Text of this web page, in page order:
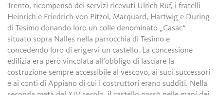
Trento, ricompensò dei servizi ricevuti Ulrich Ruf, i fratelli
Heinrich e Friedrich von Pitzol, Marquard, Hartwig e During
di Tesimo donando loro un colle denominato „Casac“
situato sopra Nalles nella parrocchia di Tesimo e
concedendo loro di erigervi un castello. La concessione
edilizia era però vincolata all‘obbligo di lasciare la
costruzione sempre accessibile al vescovo, ai suoi successori
e ai conti di Appiano di cui i costruttori erano sudditi. Nella